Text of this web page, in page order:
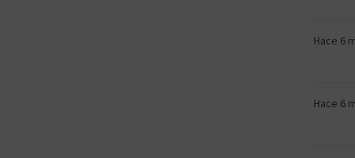
Hace 6
Hace 6